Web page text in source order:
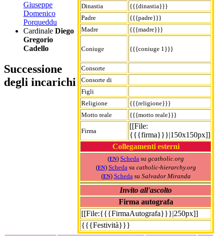
Dinastia
{{{dinastia}}}
Padre
{{{padre}}}
Madre
{{{madre}}}
Coniuge {{{coniuge 1}}}
Consorte
Consorte di
Figli
Religione
{{{religione}}}
Motto reale
{{{motto reale}}}
Firma
[[File:
{{{firma}}}|150x150px]]
Collegamenti esterni
(EN) Scheda su gcatholic.org
(EN) Scheda su catholic-hierarchy.org
(EN) Scheda su Salvador Miranda
Invito all'ascolto
Firma autografa
[[File:{{{FirmaAutografa}}}|250px]]
{{{Festività}}}
Giuseppe
Domenico
Porqueddu
Cardinale Diego
Gregorio
Cadello
Successione
degli incarichi